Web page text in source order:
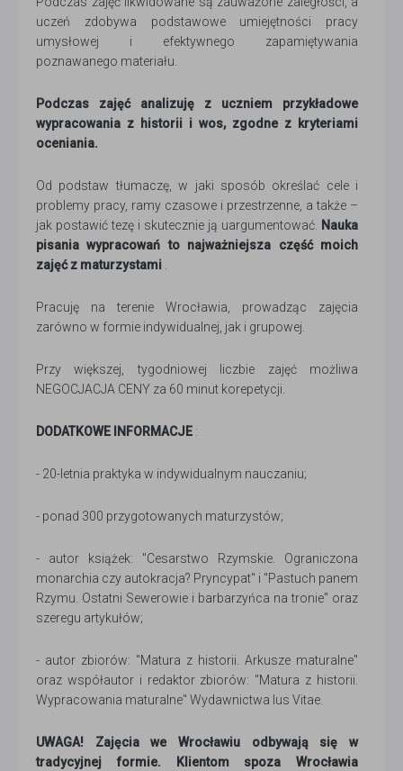
uczeń zdobywa podstawowe umiejętności pracy
umysłowej i efektywnego zapamiętywania
poznawanego materiału.
Podczas zajęć analizuję z uczniem przykładowe
wypracowania z historii i wos, zgodne z kryteriami
oceniania.
Od podstaw tłumaczę, w jaki sposób określać cele i
problemy pracy, ramy czasowe i przestrzenne, a także –
jak postawić tezę i skutecznie ją uargumentować. Nauka
pisania wypracowań to najważniejsza część moich
zajęć z maturzystami .
Pracuję na terenie Wrocławia, prowadząc zajęcia
zarówno w formie indywidualnej, jak i grupowej.
Przy większej, tygodniowej liczbie zajęć możliwa
NEGOCJACJA CENY za 60 minut korepetycji.
DODATKOWE INFORMACJE :
- 20-letnia praktyka w indywidualnym nauczaniu;
- ponad 300 przygotowanych maturzystów;
- autor książek: "Cesarstwo Rzymskie. Ograniczona
monarchia czy autokracja? Pryncypat" i "Pastuch panem
Rzymu. Ostatni Sewerowie i barbarzyńca na tronie" oraz
szeregu artykułów;
- autor zbiorów: "Matura z historii. Arkusze maturalne"
oraz współautor i redaktor zbiorów: "Matura z historii.
Wypracowania maturalne" Wydawnictwa Ius Vitae.
UWAGA! Zajęcia we Wrocławiu odbywają się w
tradycyjnej formie. Klientom spoza Wrocławia